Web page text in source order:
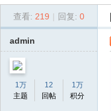
域
查看: 219 回复: 0
admin
1万
主题
12
回帖
1万
积分